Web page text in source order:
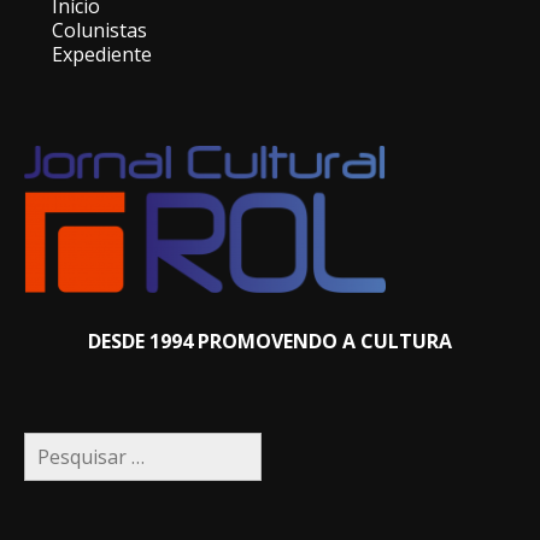
Início
Colunistas
Expediente
DESDE 1994 PROMOVENDO A CULTURA
Pesquisar
por: